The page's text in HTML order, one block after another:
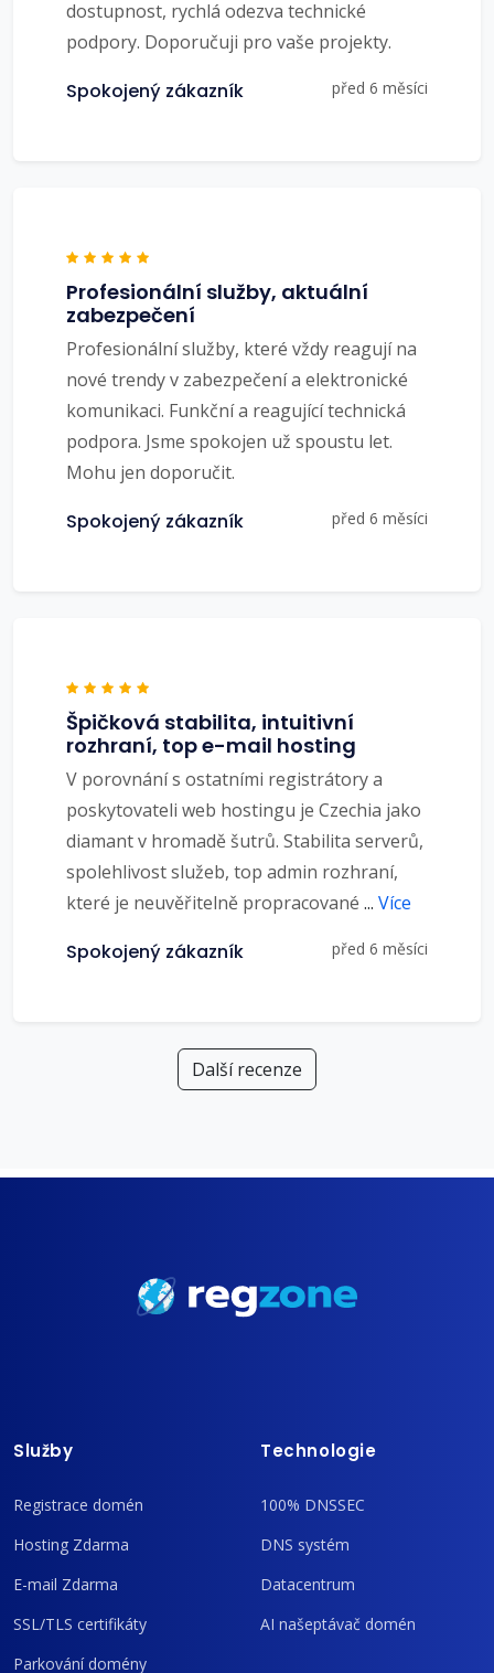
dostupnost, rychlá odezva technické
podpory. Doporučuji pro vaše projekty.
Spokojený zákazník před 6 měsíci
Profesionální služby, aktuální
zabezpečení
Profesionální služby, které vždy reagují na
nové trendy v zabezpečení a elektronické
komunikaci. Funkční a reagující technická
podpora. Jsme spokojen už spoustu let.
Mohu jen doporučit.
Spokojený zákazník před 6 měsíci
Špičková stabilita, intuitivní
rozhraní, top e-mail hosting
V porovnání s ostatními registrátory a
poskytovateli web hostingu je Czechia jako
diamant v hromadě šutrů. Stabilita serverů,
spolehlivost služeb, top admin rozhraní,
které je neuvěřitelně propracované ... Více
Spokojený zákazník před 6 měsíci
Další recenze
Služby
Registrace domén
Hosting Zdarma
E-mail Zdarma
SSL/TLS certifikáty
Parkování domény
Technologie
100% DNSSEC
DNS systém
Datacentrum
AI našeptávač domén